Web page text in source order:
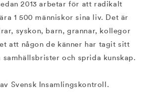
2013 arbetar för att radikalt
1 500 människor sina liv. Det är
syskon, barn, grannar, kollegor
att någon de känner har tagit sitt
och sprida kunskap.
Svensk Insamlingskontroll.